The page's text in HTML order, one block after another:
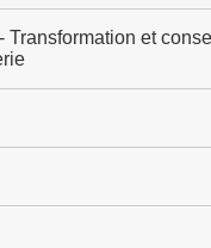
Transformation et